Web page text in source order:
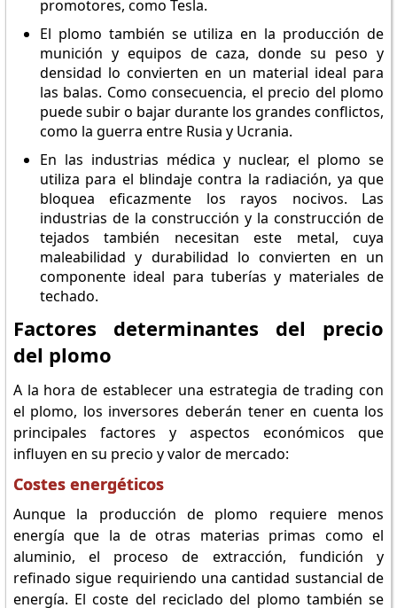
promotores, como Tesla.
El plomo también se utiliza en la producción de
munición y equipos de caza, donde su peso y
densidad lo convierten en un material ideal para
las balas. Como consecuencia, el precio del plomo
puede subir o bajar durante los grandes conflictos,
como la guerra entre Rusia y Ucrania.
En las industrias médica y nuclear, el plomo se
utiliza para el blindaje contra la radiación, ya que
bloquea eficazmente los rayos nocivos. Las
industrias de la construcción y la construcción de
tejados también necesitan este metal, cuya
maleabilidad y durabilidad lo convierten en un
componente ideal para tuberías y materiales de
techado.
Factores determinantes del precio
del plomo
A la hora de establecer una estrategia de trading con
el plomo, los inversores deberán tener en cuenta los
principales factores y aspectos económicos que
influyen en su precio y valor de mercado:
Costes energéticos
Aunque la producción de plomo requiere menos
energía que la de otras materias primas como el
aluminio, el proceso de extracción, fundición y
refinado sigue requiriendo una cantidad sustancial de
energía. El coste del reciclado del plomo también se